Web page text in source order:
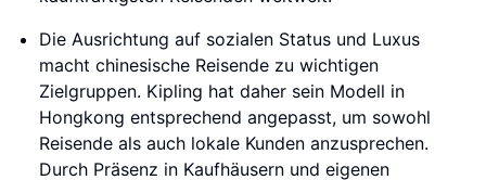
Die Ausrichtung auf sozialen Status und Luxus
macht chinesische Reisende zu wichtigen
Zielgruppen. Kipling hat daher sein Modell in
Hongkong entsprechend angepasst, um sowohl
Reisende als auch lokale Kunden anzusprechen.
Durch Präsenz in Kaufhäusern und eigenen